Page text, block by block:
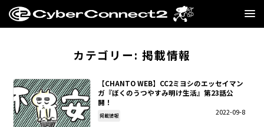
MANGA・NOVEL
カテゴリー: 掲載情報
【CHANTO WEB】CC2ミヨシのエッセイマン
ガ『ぼくのうつやすみ明け生活』第23話公
開！
2022-09-8
掲載情報